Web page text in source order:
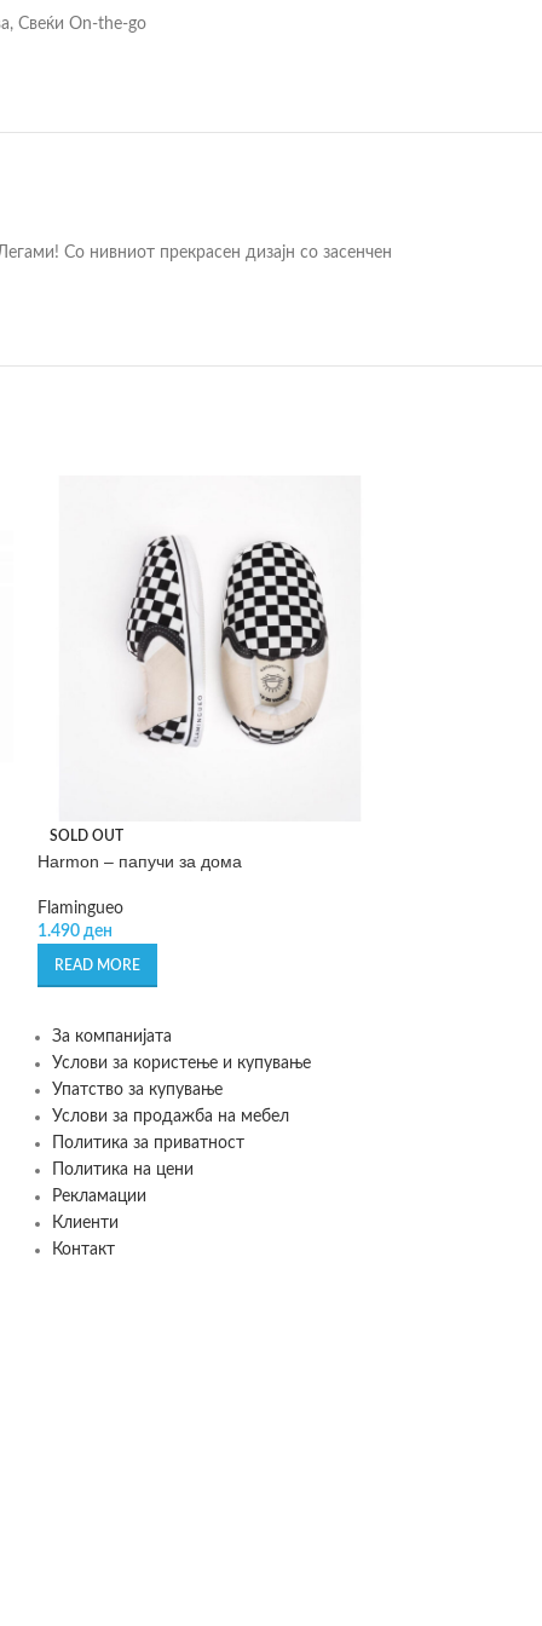
, Свеќи On-the-go
Со нивниот прекрасен дизајн со засенчен
SOLD OUT
Harmon – папучи за дома
Flamingueo
1.490 ден
READ MORE
За компанијата
Услови за користење и купување
Упатство за купување
Услови за продажба на мебел
Политика за приватност
Политика на цени
Рекламации
Клиенти
Контакт